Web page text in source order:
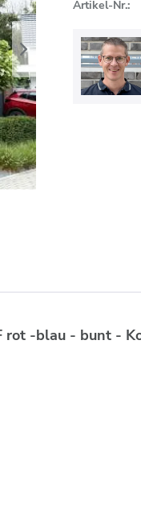
Artikel-Nr.:
rot -blau - bunt -